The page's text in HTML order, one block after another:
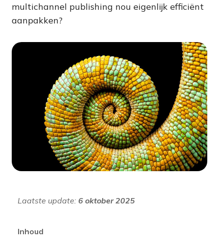
multichannel publishing nou eigenlijk efficiënt
aanpakken?
Laatste update: 6 oktober 2025
Inhoud